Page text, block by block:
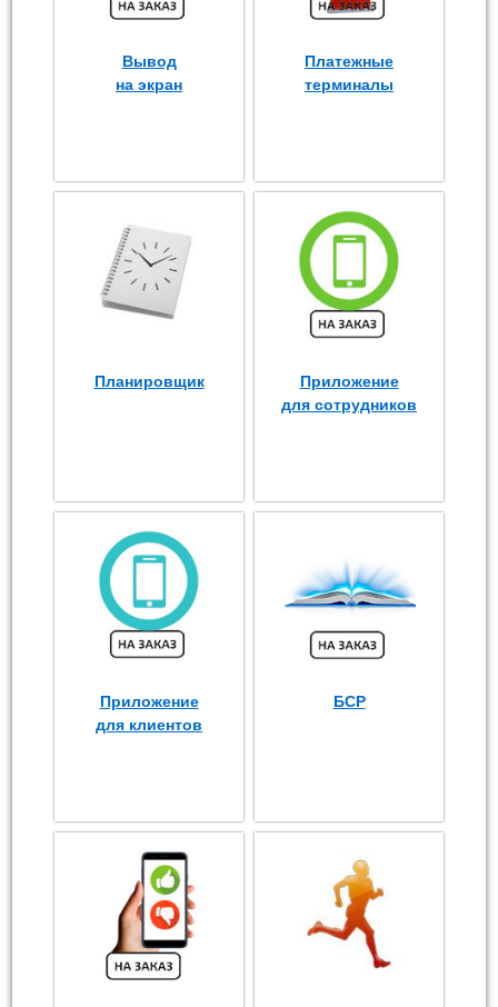
Вывод
на экран
Платежные
терминалы
Планировщик
Приложение
для сотрудников
Приложение
для клиентов
БСР